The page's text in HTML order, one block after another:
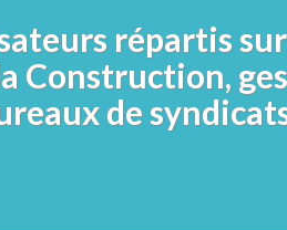
répartis
Construction,
de